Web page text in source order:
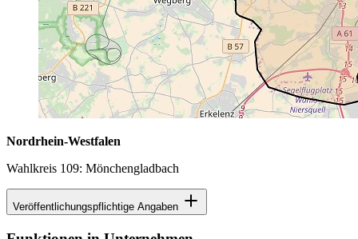
Nordrhein-Westfalen
Wahlkreis 109: Mönchengladbach
Veröffentlichungspflichtige Angaben